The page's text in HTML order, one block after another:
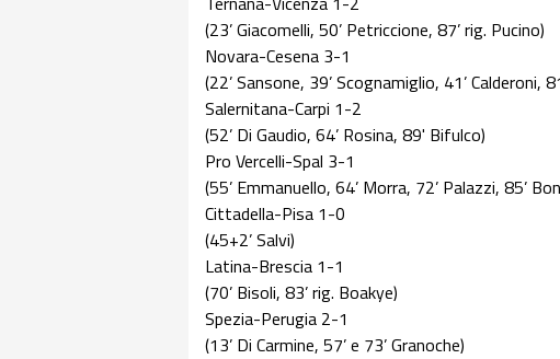
(23’ Giacomelli, 50’ Petriccione, 87’ rig. Pucino)
Novara-Cesena 3-1
(22’ Sansone, 39’ Scognamiglio, 41’ Calderoni,
Salernitana-Carpi 1-2
(52’ Di Gaudio, 64’ Rosina, 89' Bifulco)
Pro Vercelli-Spal 3-1
(55’ Emmanuello, 64’ Morra, 72’ Palazzi, 85’
Cittadella-Pisa 1-0
(45+2’ Salvi)
Latina-Brescia 1-1
(70’ Bisoli, 83’ rig. Boakye)
Spezia-Perugia 2-1
(13’ Di Carmine, 57’ e 73’ Granoche)